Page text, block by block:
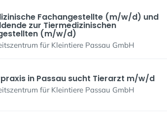
Fachangestellte (m/w/d) und
zur Tiermedizinischen
(m/w/d)
für Kleintiere Passau GmbH
in Passau sucht Tierarzt m/w/d
für Kleintiere Passau GmbH